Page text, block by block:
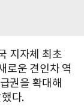
지자체 최초
로운 견인차 역
권을 확대해
다.